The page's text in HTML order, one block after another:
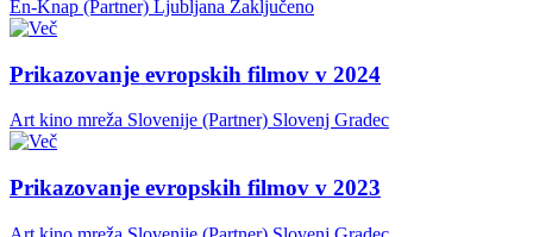
En-Knap (Partner) Ljubljana Zaključeno
Prikazovanje evropskih filmov v 2024
Art kino mreža Slovenije (Partner) Slovenj Gradec
Prikazovanje evropskih filmov v 2023